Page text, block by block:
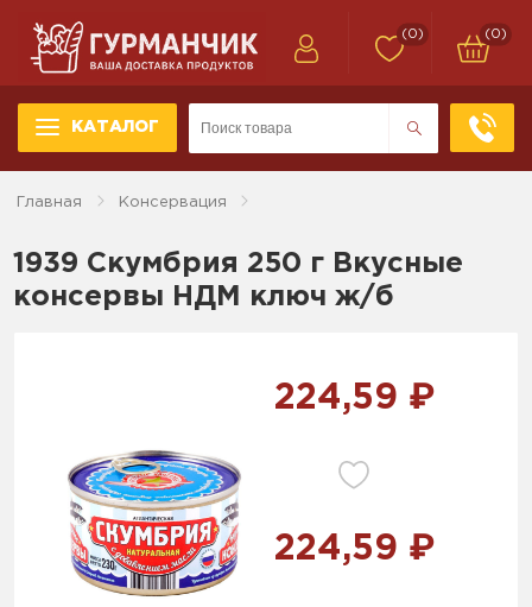
КАТАЛОГ
(0) (0)
Главная Консервация
1939 Скумбрия 250 г Вкусные
консервы НДМ ключ ж/б
224,59 ₽
224,59 ₽